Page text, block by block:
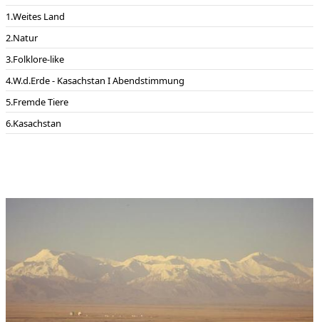
Weites Land
Natur
Folklore-like
W.d.Erde - Kasachstan I Abendstimmung
Fremde Tiere
Kasachstan
Film Interpreten: